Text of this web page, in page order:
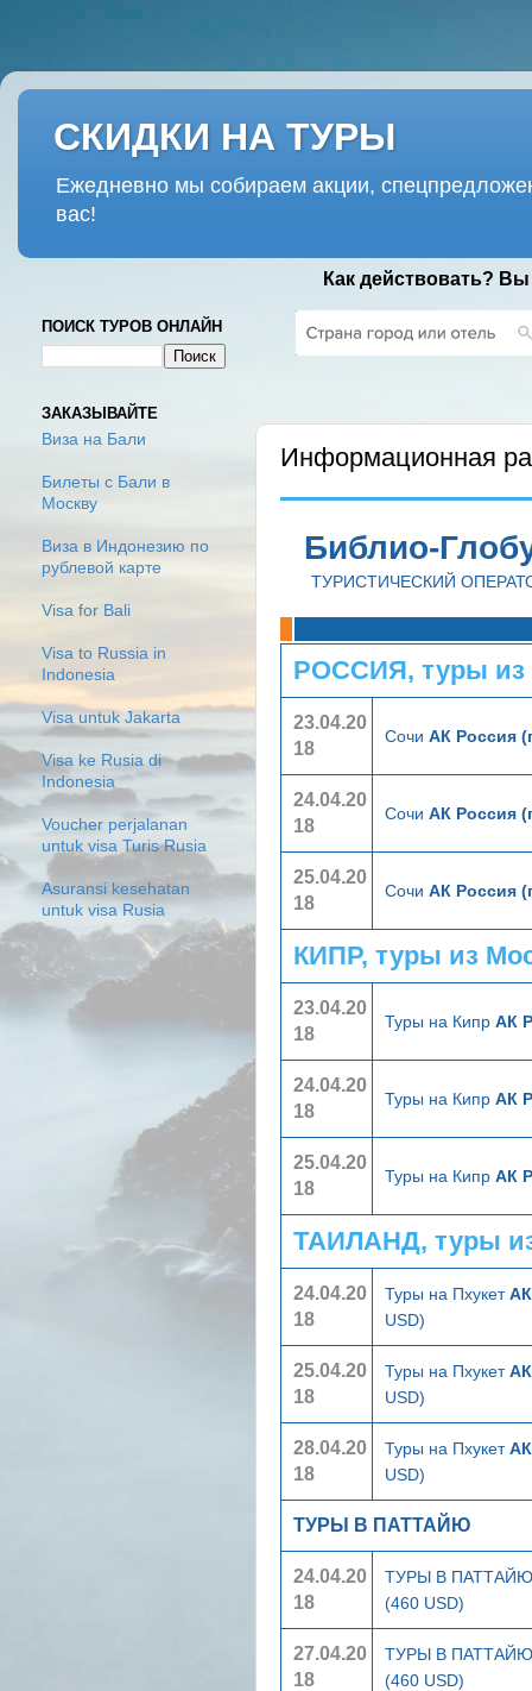
СКИДКИ НА ТУРЫ
Ежедневно мы собираем акции,
вас!
Как действовать?
Информационная
Библио-
ТУРИСТИЧЕСКИЙ
РОССИЯ, туры
23.04.20
18
Сочи АК Россия
24.04.20
18
Сочи АК Россия
25.04.20
18
Сочи АК Россия
КИПР, туры из
23.04.20
18
Туры на Кипр АК
24.04.20
18
Туры на Кипр АК
25.04.20
18
Туры на Кипр АК
ТАИЛАНД, туры
24.04.20
18
Туры на Пхукет
USD)
25.04.20
18
Туры на Пхукет
USD)
28.04.20
18
Туры на Пхукет
USD)
ТУРЫ В ПАТТАЙЮ
24.04.20
18
ТУРЫ В
(460 USD)
27.04.20
18
ТУРЫ В
(460 USD)
ПОИСК ТУРОВ ОНЛАЙН
ЗАКАЗЫВАЙТЕ
Виза на Бали
Билеты с Бали в
Москву
Виза в Индонезию по
рублевой карте
Visa for Bali
Visa to Russia in
Indonesia
Visa untuk Jakarta
Visa ke Rusia di
Indonesia
Voucher perjalanan
untuk visa Turis Rusia
Asuransi kesehatan
untuk visa Rusia